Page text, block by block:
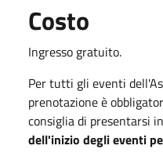
Costo
Ingresso gratuito.
Per tutti gli eventi
prenotazione è
consiglia di presentarsi
dell'inizio degli eventi